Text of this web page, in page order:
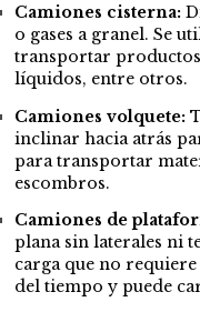
Camiones cisterna:
o gases a granel. Se
transportar
líquidos, entre otros.
Camiones volquete:
inclinar hacia atrás
para transportar
escombros.
Camiones de
plana sin laterales ni
carga que no
del tiempo y puede